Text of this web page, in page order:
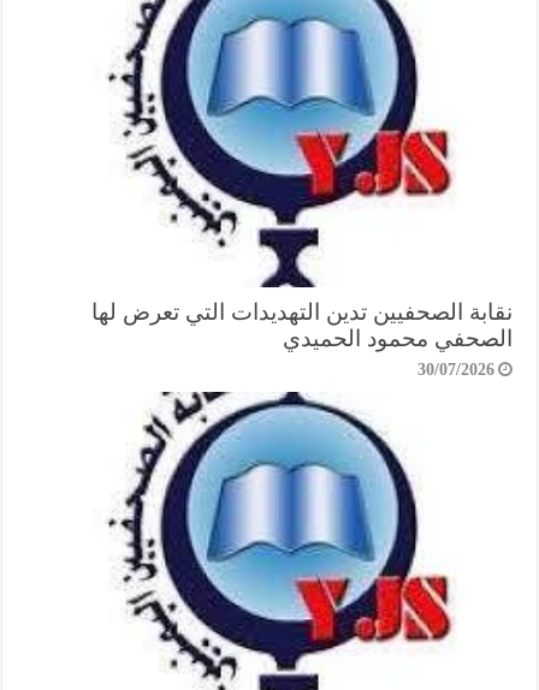
نقابة الصحفيين تدين التهديدات التي تعرض لها
الصحفي محمود الحميدي
30/07/2026